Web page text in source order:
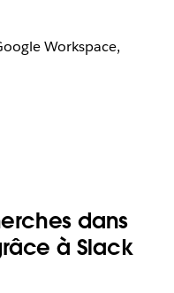
Workspace,
dans
à Slack